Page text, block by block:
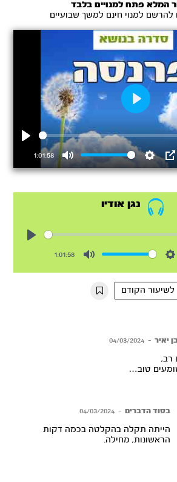
המלא פתח למנויים בלבד
למנוי חינם למשך שבועיים
Play
1:01:58
Mute
Play
נגן אודיו
1:01:58
לשיעור הקודם
יאיר –
04/03/2024
רב,
טוב…
בסוד הדברים –
04/03/2024
הייתה תקלה בהקלטה בכמה דקות
הראשונות, מחילה.